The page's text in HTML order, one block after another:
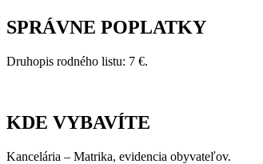
SPRÁVNE POPLATKY
Druhopis rodného listu: 7 €.
KDE VYBAVÍTE
Kancelária – Matrika, evidencia obyvateľov.